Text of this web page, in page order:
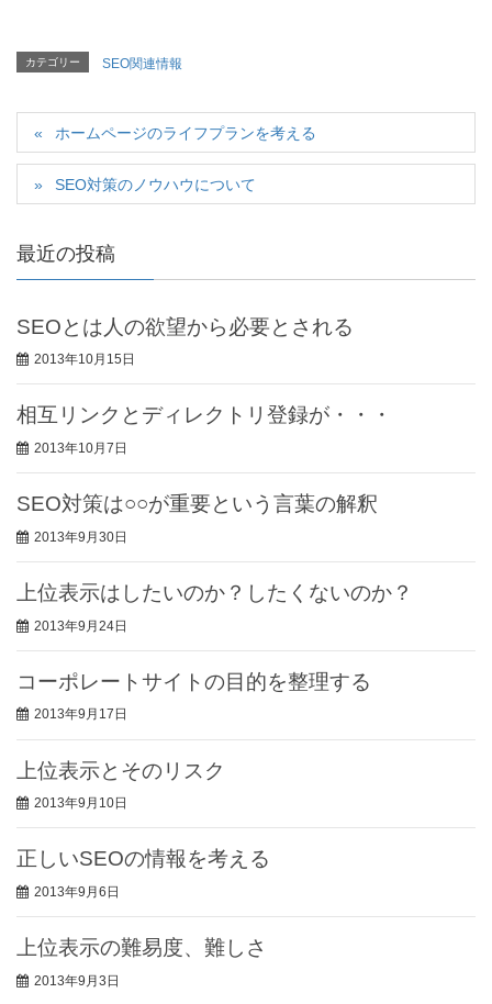
カテゴリー SEO関連情報
ホームページのライフプランを考える
SEO対策のノウハウについて
最近の投稿
SEOとは人の欲望から必要とされる
2013年10月15日
相互リンクとディレクトリ登録が・・・
2013年10月7日
SEO対策は○○が重要という言葉の解釈
2013年9月30日
上位表示はしたいのか？したくないのか？
2013年9月24日
コーポレートサイトの目的を整理する
2013年9月17日
上位表示とそのリスク
2013年9月10日
正しいSEOの情報を考える
2013年9月6日
上位表示の難易度、難しさ
2013年9月3日